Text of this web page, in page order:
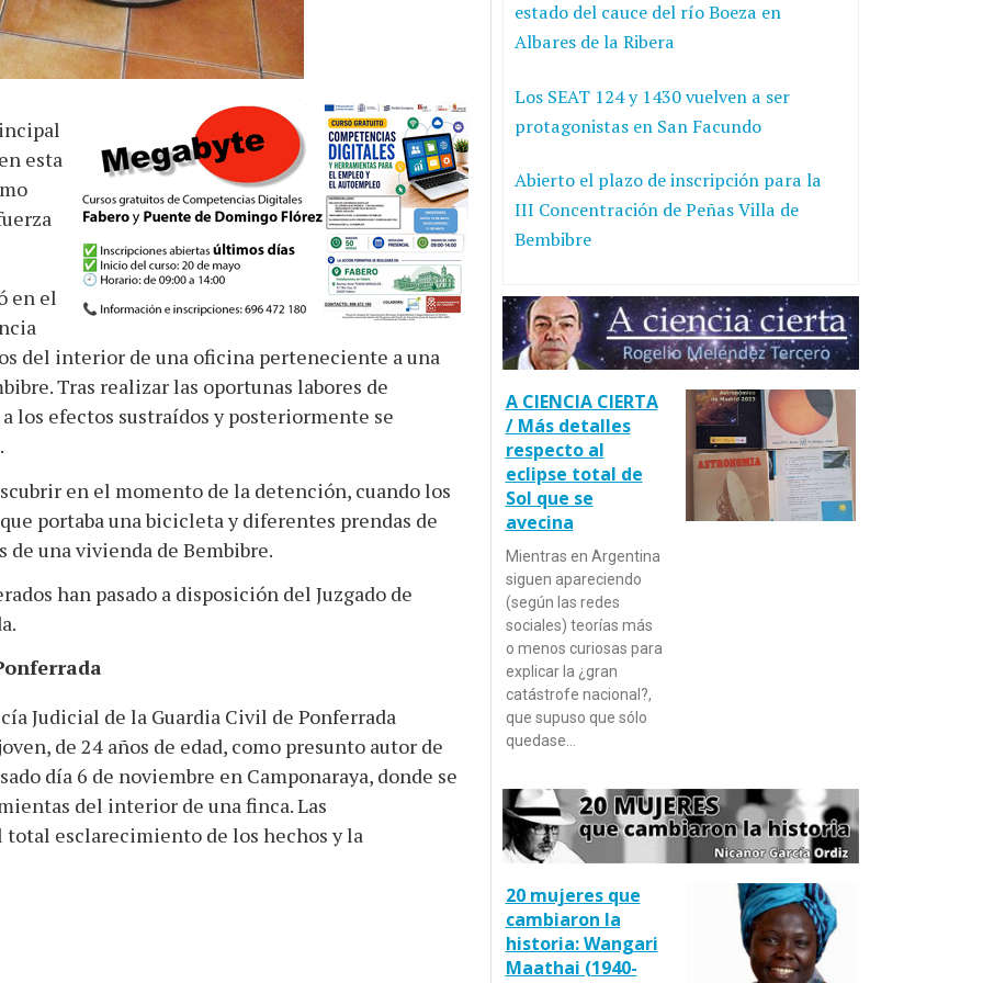
esta
en el
del interior de una oficina perteneciente a una
Tras realizar las oportunas labores de
los efectos sustraídos y posteriormente se
en el momento de la detención, cuando los
portaba una bicicleta y diferentes prendas de
de una vivienda de Bembibre.
han pasado a disposición del Juzgado de
Judicial de la Guardia Civil de Ponferrada
de 24 años de edad, como presunto autor de
día 6 de noviembre en Camponaraya, donde se
del interior de una finca. Las
esclarecimiento de los hechos y la
estado del cauce del río Boeza en
Albares de la Ribera
Los SEAT 124 y 1430 vuelven a ser
protagonistas en San Facundo
Abierto el plazo de inscripción para la
III Concentración de Peñas Villa de
Bembibre
A CIENCIA CIERTA
/ Más detalles
respecto al
eclipse total de
Sol que se
avecina
Mientras en Argentina
siguen apareciendo
(según las redes
sociales) teorías más
o menos curiosas para
explicar la ¿gran
catástrofe nacional?,
que supuso que sólo
quedase…
20 mujeres que
cambiaron la
historia: Wangari
Maathai (1940-